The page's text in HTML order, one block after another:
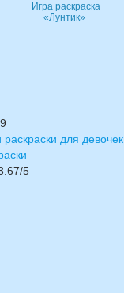
Игра раскраска
«Лунтик»
раскраски для девочек
/5